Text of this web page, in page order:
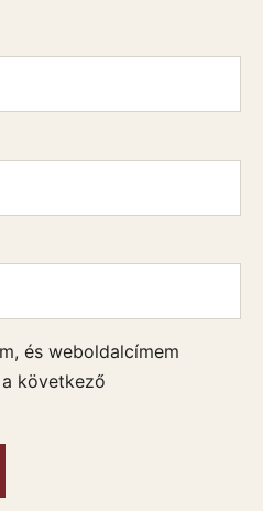
és weboldalcímem
következő